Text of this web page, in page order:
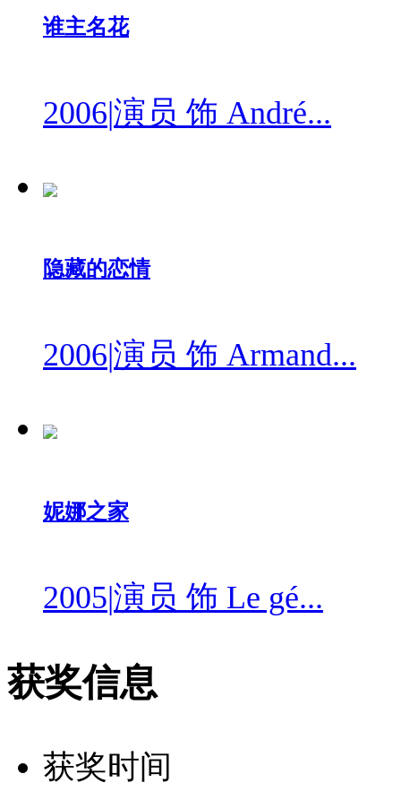
谁主名花
2006|演员 饰 André...
隐藏的恋情
2006|演员 饰 Armand...
妮娜之家
2005|演员 饰 Le gé...
获奖信息
获奖时间